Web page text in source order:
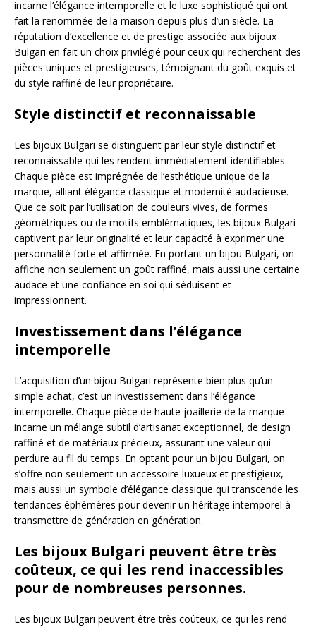
incarne l’élégance intemporelle et le luxe sophistiqué qui ont
fait la renommée de la maison depuis plus d’un siècle. La
réputation d’excellence et de prestige associée aux bijoux
Bulgari en fait un choix privilégié pour ceux qui recherchent des
pièces uniques et prestigieuses, témoignant du goût exquis et
du style raffiné de leur propriétaire.
Style distinctif et reconnaissable
Les bijoux Bulgari se distinguent par leur style distinctif et
reconnaissable qui les rendent immédiatement identifiables.
Chaque pièce est imprégnée de l’esthétique unique de la
marque, alliant élégance classique et modernité audacieuse.
Que ce soit par l’utilisation de couleurs vives, de formes
géométriques ou de motifs emblématiques, les bijoux Bulgari
captivent par leur originalité et leur capacité à exprimer une
personnalité forte et affirmée. En portant un bijou Bulgari, on
affiche non seulement un goût raffiné, mais aussi une certaine
audace et une confiance en soi qui séduisent et
impressionnent.
Investissement dans l’élégance
intemporelle
L’acquisition d’un bijou Bulgari représente bien plus qu’un
simple achat, c’est un investissement dans l’élégance
intemporelle. Chaque pièce de haute joaillerie de la marque
incarne un mélange subtil d’artisanat exceptionnel, de design
raffiné et de matériaux précieux, assurant une valeur qui
perdure au fil du temps. En optant pour un bijou Bulgari, on
s’offre non seulement un accessoire luxueux et prestigieux,
mais aussi un symbole d’élégance classique qui transcende les
tendances éphémères pour devenir un héritage intemporel à
transmettre de génération en génération.
Les bijoux Bulgari peuvent être très
coûteux, ce qui les rend inaccessibles
pour de nombreuses personnes.
Les bijoux Bulgari peuvent être très coûteux, ce qui les rend